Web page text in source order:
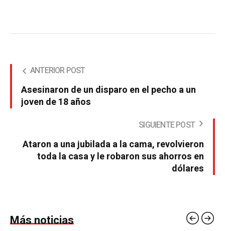
ANTERIOR POST
Asesinaron de un disparo en el pecho a un
joven de 18 años
SIGUIENTE POST
Ataron a una jubilada a la cama, revolvieron
toda la casa y le robaron sus ahorros en
dólares
Más noticias